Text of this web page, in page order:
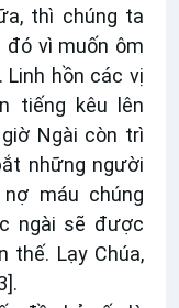
thì chúng ta
đó vì muốn ôm
Linh hồn các vị
tiếng kêu lên
giờ Ngài còn trì
những người
máu chúng
ngài sẽ được
thế. Lạy Chúa,
.